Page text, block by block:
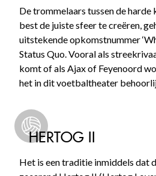
De trommelaars tussen de harde
best de juiste sfeer te creëren,
uitstekende opkomstnummer
Status Quo. Vooral als
komt of als Ajax of Feyenoord
het in dit voetbaltheater
HERTOG II
Het is een traditie inmiddels dat